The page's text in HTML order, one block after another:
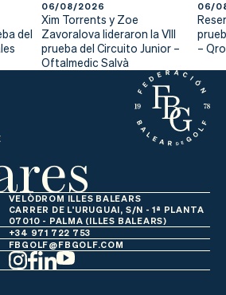
del
06/08/2026
Xim Torrents y Zoe
Zavoralova lideraron la VIII
prueba del Circuito Junior –
Oftalmedic Salvà
06/
–
VELÒDROM ILLES BALEARS
CARRER DE L'URUGUAI, S/N - 1ª PLANTA
07010 - PALMA (ILLES BALEARS)
+34 971 722 753
FBGOLF@FBGOLF.COM